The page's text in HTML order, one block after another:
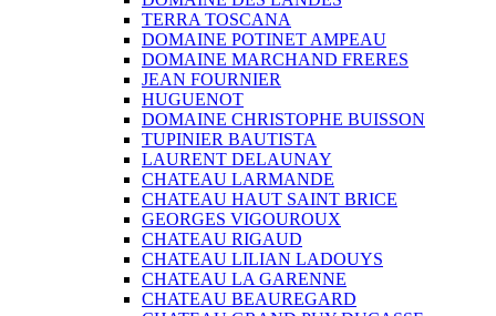
TERRA TOSCANA
DOMAINE POTINET AMPEAU
DOMAINE MARCHAND FRERES
JEAN FOURNIER
HUGUENOT
DOMAINE CHRISTOPHE BUISSON
TUPINIER BAUTISTA
LAURENT DELAUNAY
CHATEAU LARMANDE
CHATEAU HAUT SAINT BRICE
GEORGES VIGOUROUX
CHATEAU RIGAUD
CHATEAU LILIAN LADOUYS
CHATEAU LA GARENNE
CHATEAU BEAUREGARD